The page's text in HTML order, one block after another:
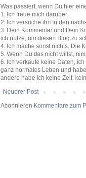
Was passiert, wenn Du hier
1. Ich freue mich darüber.
2. Ich versuche ihn in den
3. Dein Kommentar und Dein
ich nutze, um diesen Blog zu
4. Ich mache sonst nichts. Die
5. Wenn Du das nicht willst,
6. Ich verkaufe keine Daten,
ganz normales Leben und
andere habe ich keine Zeit,
Neuerer Post
Abonnieren Kommentare zum